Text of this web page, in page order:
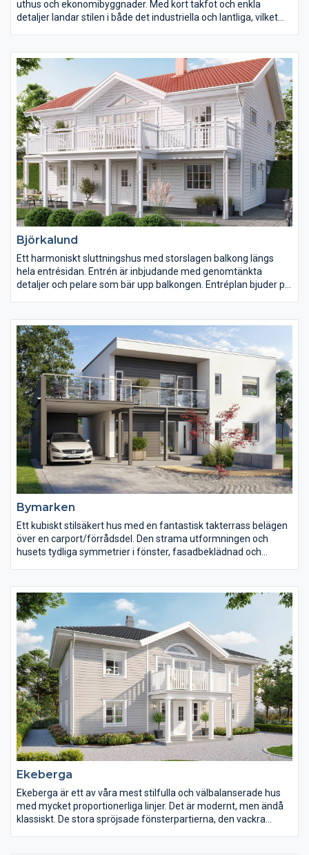
uthus och ekonomibyggnader. Med kort takfot och enkla
detaljer landar stilen i både det industriella och lantliga, vilket
öppenhet. Kök, matplats och vardagsrum skapar ett luftigt och
härligt samspel, och tack vare ryggåstaket skapas en rymd som
är svår att slå. På bottenplan hittar man ett stort sovrum med
bra garderobsförvaring och närhet till badrum.
Björkalund
Ett harmoniskt sluttningshus med storslagen balkong längs
hela entrésidan. Entrén är inbjudande med genomtänkta
detaljer och pelare som bär upp balkongen. Entréplan bjuder på
till tvättstugan. På husets andra plan möts man av en öppen
planlösning med stort kök och köksö, och rymlig matplats med
mycket ljus från två väderstreck. Här finns även fina detaljer,
som ryggåstak som ger härlig volym.
Bymarken
Ett kubiskt stilsäkert hus med en fantastisk takterrass belägen
över en carport/förrådsdel. Den strama utformningen och
husets tydliga symmetrier i fönster, fasadbeklädnad och
vackert och naturligt blickfång i de stora vita ytorna.
Ekeberga
Ekeberga är ett av våra mest stilfulla och välbalanserade hus
med mycket proportionerliga linjer. Det är modernt, men ändå
klassiskt. De stora spröjsade fönsterpartierna, den vackra